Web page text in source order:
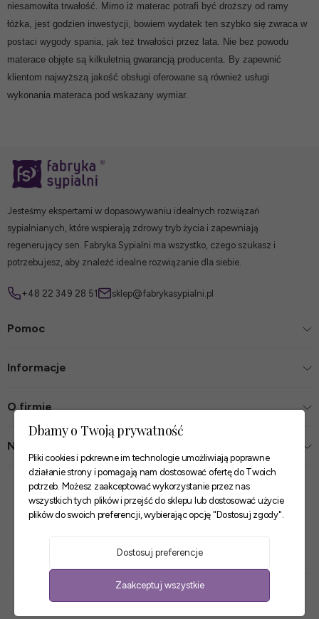
niesamowita trwałość. Mimo iż materac potrafi być droższy od ramy
łóżka, jest godzien inwestycji, bowiem wydatek ten szybko się zwraca w
postaci wygody spania, jak też trwałości przez lata. Nie bez powodu
materace objęte są kilkuletnią gwarancją producenta. By zapewnić
klientom najwyższą jakość obsługi oferowane są również usługi
wykonania materaca pod wskazany wymiar.
Jesteśmy ekspertami w dopasowywaniu idealnych rozwiązań
sypialnianych, które wspierają zdrowy tryb życia i zapewniają
regenerujący sen. Fabryka Sypialni ma wszystko, czego szukasz i
potrzebujesz, aby znaleźć idealne rozwiązanie dla siebie.
+48 22 349 28 51 sklep@fabrykasypialni.pl
Pomoc
Informacje
O firmie
Nasze sklepy
Zaufane płatności
Dbamy o Twoją prywatność
Pliki cookies i pokrewne im technologie umożliwiają poprawne
działanie strony i pomagają nam dostosować ofertę do Twoich
potrzeb. Możesz zaakceptować wykorzystanie przez nas
wszystkich tych plików i przejść do sklepu lub dostosować użycie
plików do swoich preferencji, wybierając opcję "Dostosuj zgody".
Dostosuj preferencje
Zaakceptuj wszystkie